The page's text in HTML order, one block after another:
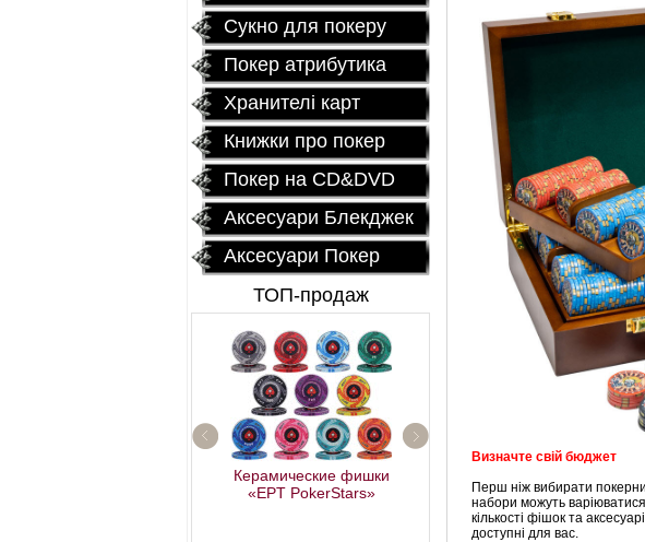
Сукно для покеру
Покер атрибутика
Хранителі карт
Книжки про покер
Покер на CD&DVD
Аксесуари Блекджек
Аксесуари Покер
ТОП-продаж
Керамические фишки
«EPT PokerStars»
Fournier 2818 Блок (12
пластиковых карт
Визначте свій бюджет
Перш ніж вибирати
набори можуть
кількості фішок та
доступні для вас.